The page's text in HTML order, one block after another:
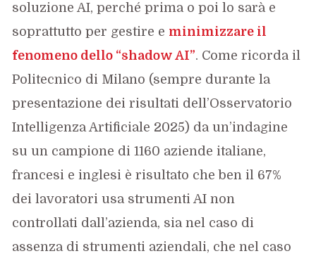
soluzione AI, perché prima o poi lo sarà e
soprattutto per gestire e minimizzare il
fenomeno dello “shadow AI”. Come ricorda il
Politecnico di Milano (sempre durante la
presentazione dei risultati dell’Osservatorio
Intelligenza Artificiale 2025) da un’indagine
su un campione di 1160 aziende italiane,
francesi e inglesi è risultato che ben il 67%
dei lavoratori usa strumenti AI non
controllati dall’azienda, sia nel caso di
assenza di strumenti aziendali, che nel caso